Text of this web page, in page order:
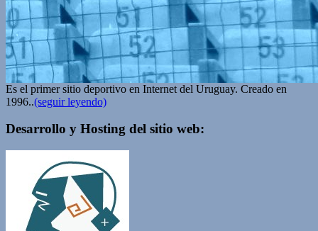
Es el primer sitio deportivo en Internet del Uruguay. Creado en
1996..(seguir leyendo)
Desarrollo y Hosting del sitio web: